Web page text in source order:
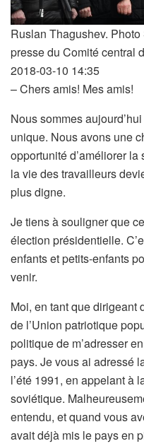
Ruslan Thagushev.
presse du Comité central
2018-03-10 14:35
– Chers amis! Mes amis!
Nous sommes
unique. Nous avons une
opportunité d’améliorer
la vie des travailleurs
plus digne.
Je tiens à souligner que
élection présidentielle.
enfants et petits-enfants
venir.
Moi, en tant que dirigeant
de l’Union patriotique
politique de m’adresser
pays. Je vous ai adressé
l’été 1991, en appelant à
soviétique.
entendu, et quand vous
avait déjà mis le pays en